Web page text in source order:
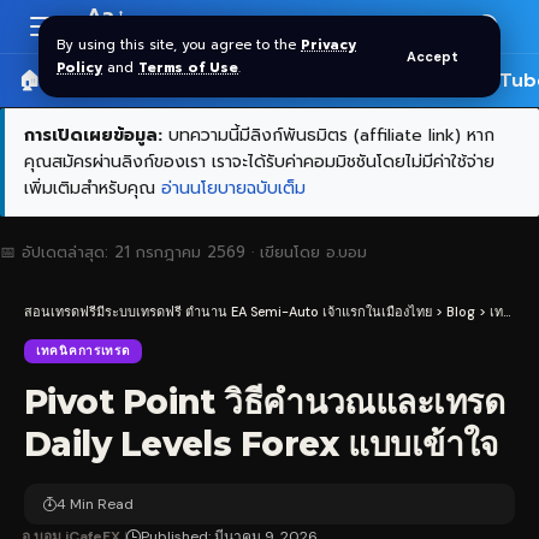
By using this site, you agree to the Privacy
Policy and Terms of Use.
Accept
Resizer
Aa
🏠 หน้าแรก ราคาทอง SPDR 🎬
การเปิดเผยข้อมูล: บทความนี้มีลิงก์พันธมิตร (affiliate link) หาก
คุณสมัครผ่านลิงก์ของเรา เราจะได้รับค่าคอมมิชชันโดยไม่มีค่าใช้จ่าย
เพิ่มเติมสำหรับคุณ อ่านนโยบายฉบับเต็ม
📅 อัปเดตล่าสุด: 21 กรกฎาคม 2569 · เขียนโดย อ.บอม
สอนเทรดฟรีมีระบบเทรดฟรี ตำนาน EA Semi-Auto เจ้าแรกในเมืองไทย > Blog > เทคนิคการเทรด
เทคนิคการเทรด
Pivot Point วิธีคำนวณและเทรด
Daily Levels Forex แบบเข้าใจ
4 Min Read